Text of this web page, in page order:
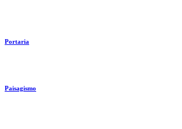
Portaria
Paisagismo